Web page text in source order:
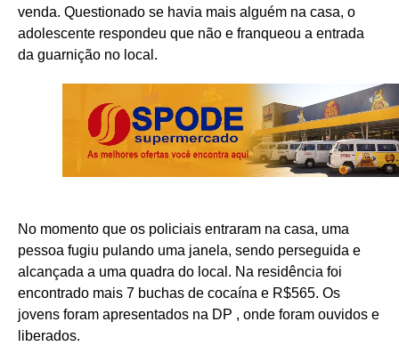
venda. Questionado se havia mais alguém na casa, o
adolescente respondeu que não e franqueou a entrada
da guarnição no local.
No momento que os policiais entraram na casa, uma
pessoa fugiu pulando uma janela, sendo perseguida e
alcançada a uma quadra do local. Na residência foi
encontrado mais 7 buchas de cocaína e R$565. Os
jovens foram apresentados na DP , onde foram ouvidos e
liberados.